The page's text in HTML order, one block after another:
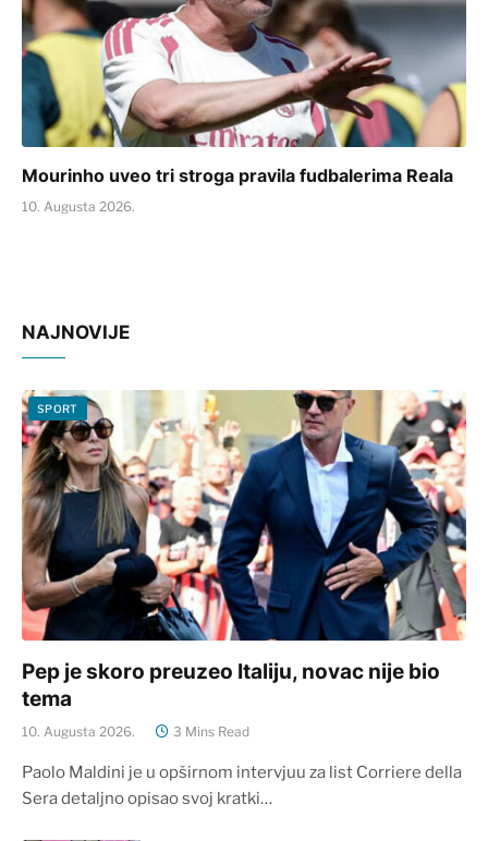
Mourinho uveo tri stroga pravila fudbalerima Reala
10. Augusta 2026.
NAJNOVIJE
SPORT
Pep je skoro preuzeo Italiju, novac nije bio
tema
10. Augusta 2026. 3 Mins Read
Paolo Maldini je u opširnom intervjuu za list Corriere della
Sera detaljno opisao svoj kratki…